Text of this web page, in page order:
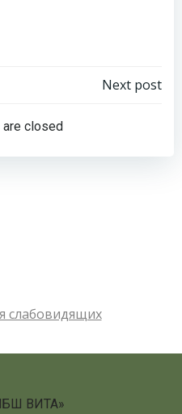
Навигация
по
записям
Next post
are closed
слабовидящих
ВИТА»